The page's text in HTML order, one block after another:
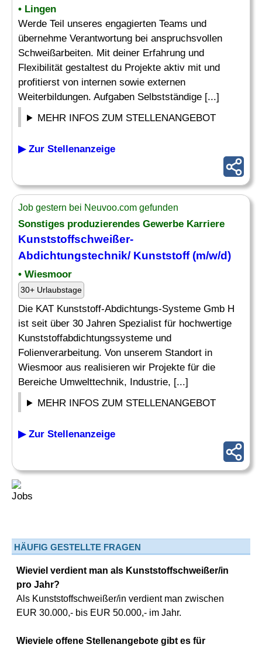
• Lingen
Werde Teil unseres engagierten Teams und
übernehme Verantwortung bei anspruchsvollen
Schweißarbeiten. Mit deiner Erfahrung und
Flexibilität gestaltest du Projekte aktiv mit und
profitierst von internen sowie externen
Weiterbildungen. Aufgaben Selbstständige [...]
MEHR INFOS ZUM STELLENANGEBOT
▶ Zur Stellenanzeige
Job gestern bei Neuvoo.com gefunden
Sonstiges produzierendes Gewerbe Karriere
Kunststoffschweißer-
Abdichtungstechnik/ Kunststoff (m/w/d)
• Wiesmoor
30+ Urlaubstage
Die KAT Kunststoff-Abdichtungs-Systeme Gmb H
ist seit über 30 Jahren Spezialist für hochwertige
Kunststoffabdichtungssysteme und
Folienverarbeitung. Von unserem Standort in
Wiesmoor aus realisieren wir Projekte für die
Bereiche Umwelttechnik, Industrie, [...]
MEHR INFOS ZUM STELLENANGEBOT
▶ Zur Stellenanzeige
HÄUFIG GESTELLTE FRAGEN
Wieviel verdient man als Kunststoffschweißer/in
pro Jahr?
Als Kunststoffschweißer/in verdient man zwischen
EUR 30.000,- bis EUR 50.000,- im Jahr.
Wieviele offene Stellenangebote gibt es für